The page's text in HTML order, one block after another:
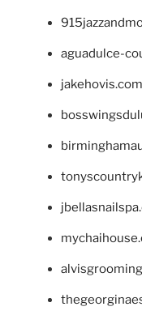
aguadulce-
jakehovis.com